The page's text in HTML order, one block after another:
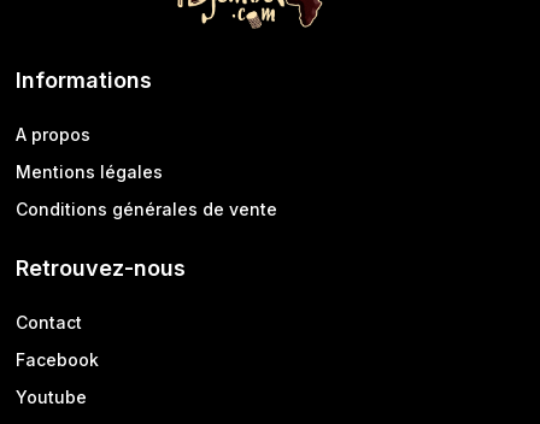
Informations
A propos
Mentions légales
Conditions générales de vente
Retrouvez-nous
Contact
Facebook
Youtube